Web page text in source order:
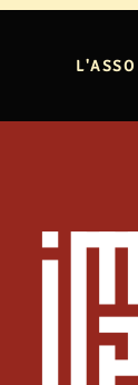
L'ASSO